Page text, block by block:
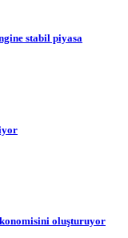
stabil piyasa
oluşturuyor